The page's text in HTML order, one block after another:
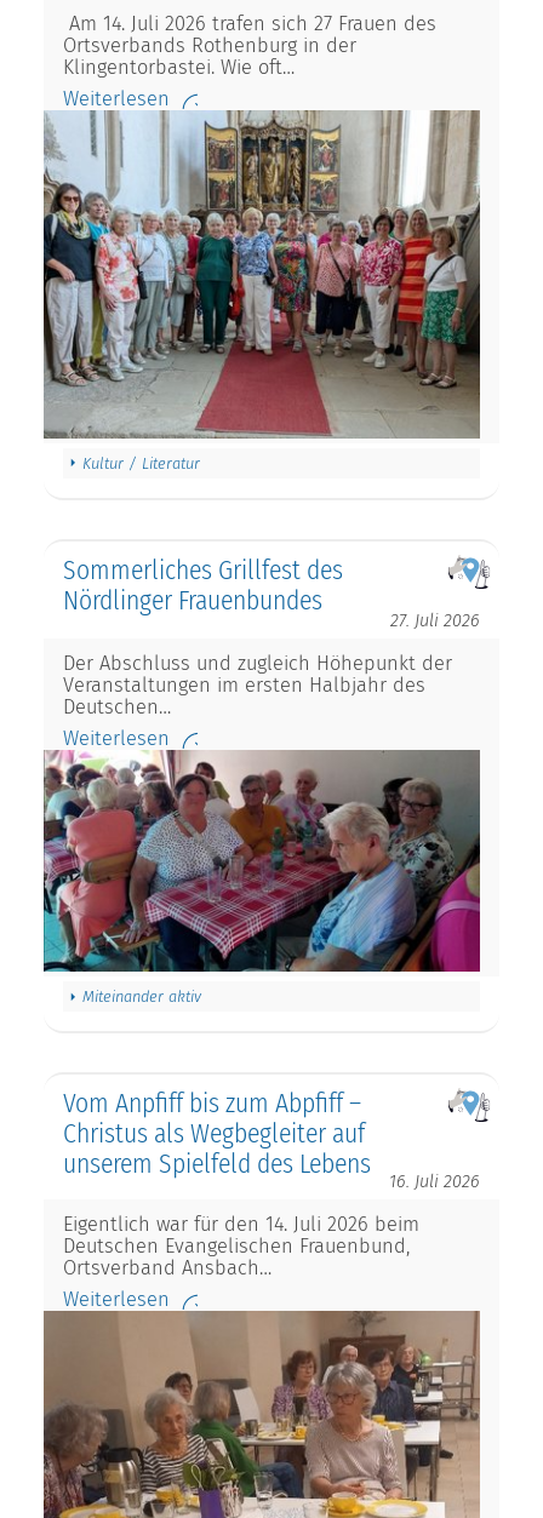
Am 14. Juli 2026 trafen sich 27 Frauen des
Ortsverbands Rothenburg in der
Klingentorbastei. Wie oft…
Weiterlesen
Kultur / Literatur
Sommerliches Grillfest des
Nördlinger Frauenbundes
27. Juli 2026
Der Abschluss und zugleich Höhepunkt der
Veranstaltungen im ersten Halbjahr des
Deutschen…
Weiterlesen
Miteinander aktiv
Vom Anpfiff bis zum Abpfiff –
Christus als Wegbegleiter auf
unserem Spielfeld des Lebens
16. Juli 2026
Eigentlich war für den 14. Juli 2026 beim
Deutschen Evangelischen Frauenbund,
Ortsverband Ansbach…
Weiterlesen